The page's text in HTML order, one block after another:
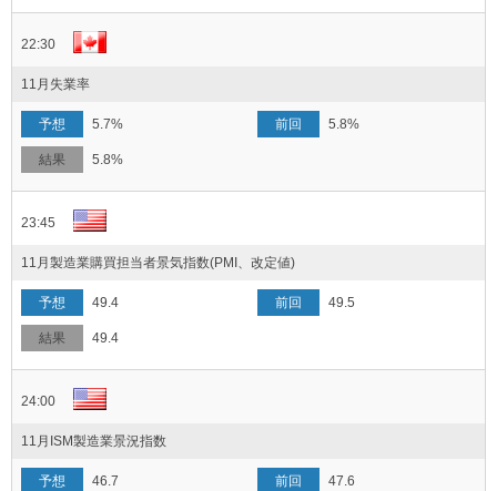
22:30
11月失業率
5.7% 5.8%
5.8%
23:45
11月製造業購買担当者景気指数(PMI、改定値)
49.4 49.5
49.4
24:00
11月ISM製造業景況指数
46.7 47.6